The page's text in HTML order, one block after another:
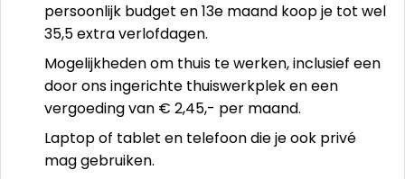
persoonlijk budget en 13e maand koop je tot wel
35,5 extra verlofdagen.
Mogelijkheden om thuis te werken, inclusief een
door ons ingerichte thuiswerkplek en een
vergoeding van € 2,45,- per maand.
Laptop of tablet en telefoon die je ook privé
mag gebruiken.